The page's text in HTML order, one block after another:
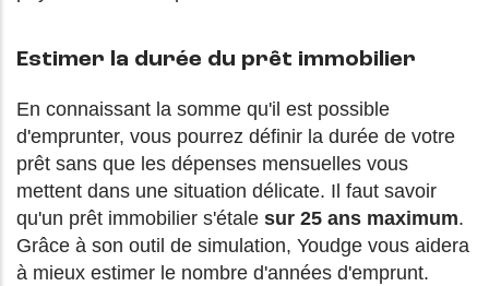
Estimer la durée du prêt immobilier
En connaissant la somme qu'il est possible
d'emprunter, vous pourrez définir la durée de votre
prêt sans que les dépenses mensuelles vous
mettent dans une situation délicate. Il faut savoir
qu'un prêt immobilier s'étale sur 25 ans maximum.
Grâce à son outil de simulation, Youdge vous aidera
à mieux estimer le nombre d'années d'emprunt.